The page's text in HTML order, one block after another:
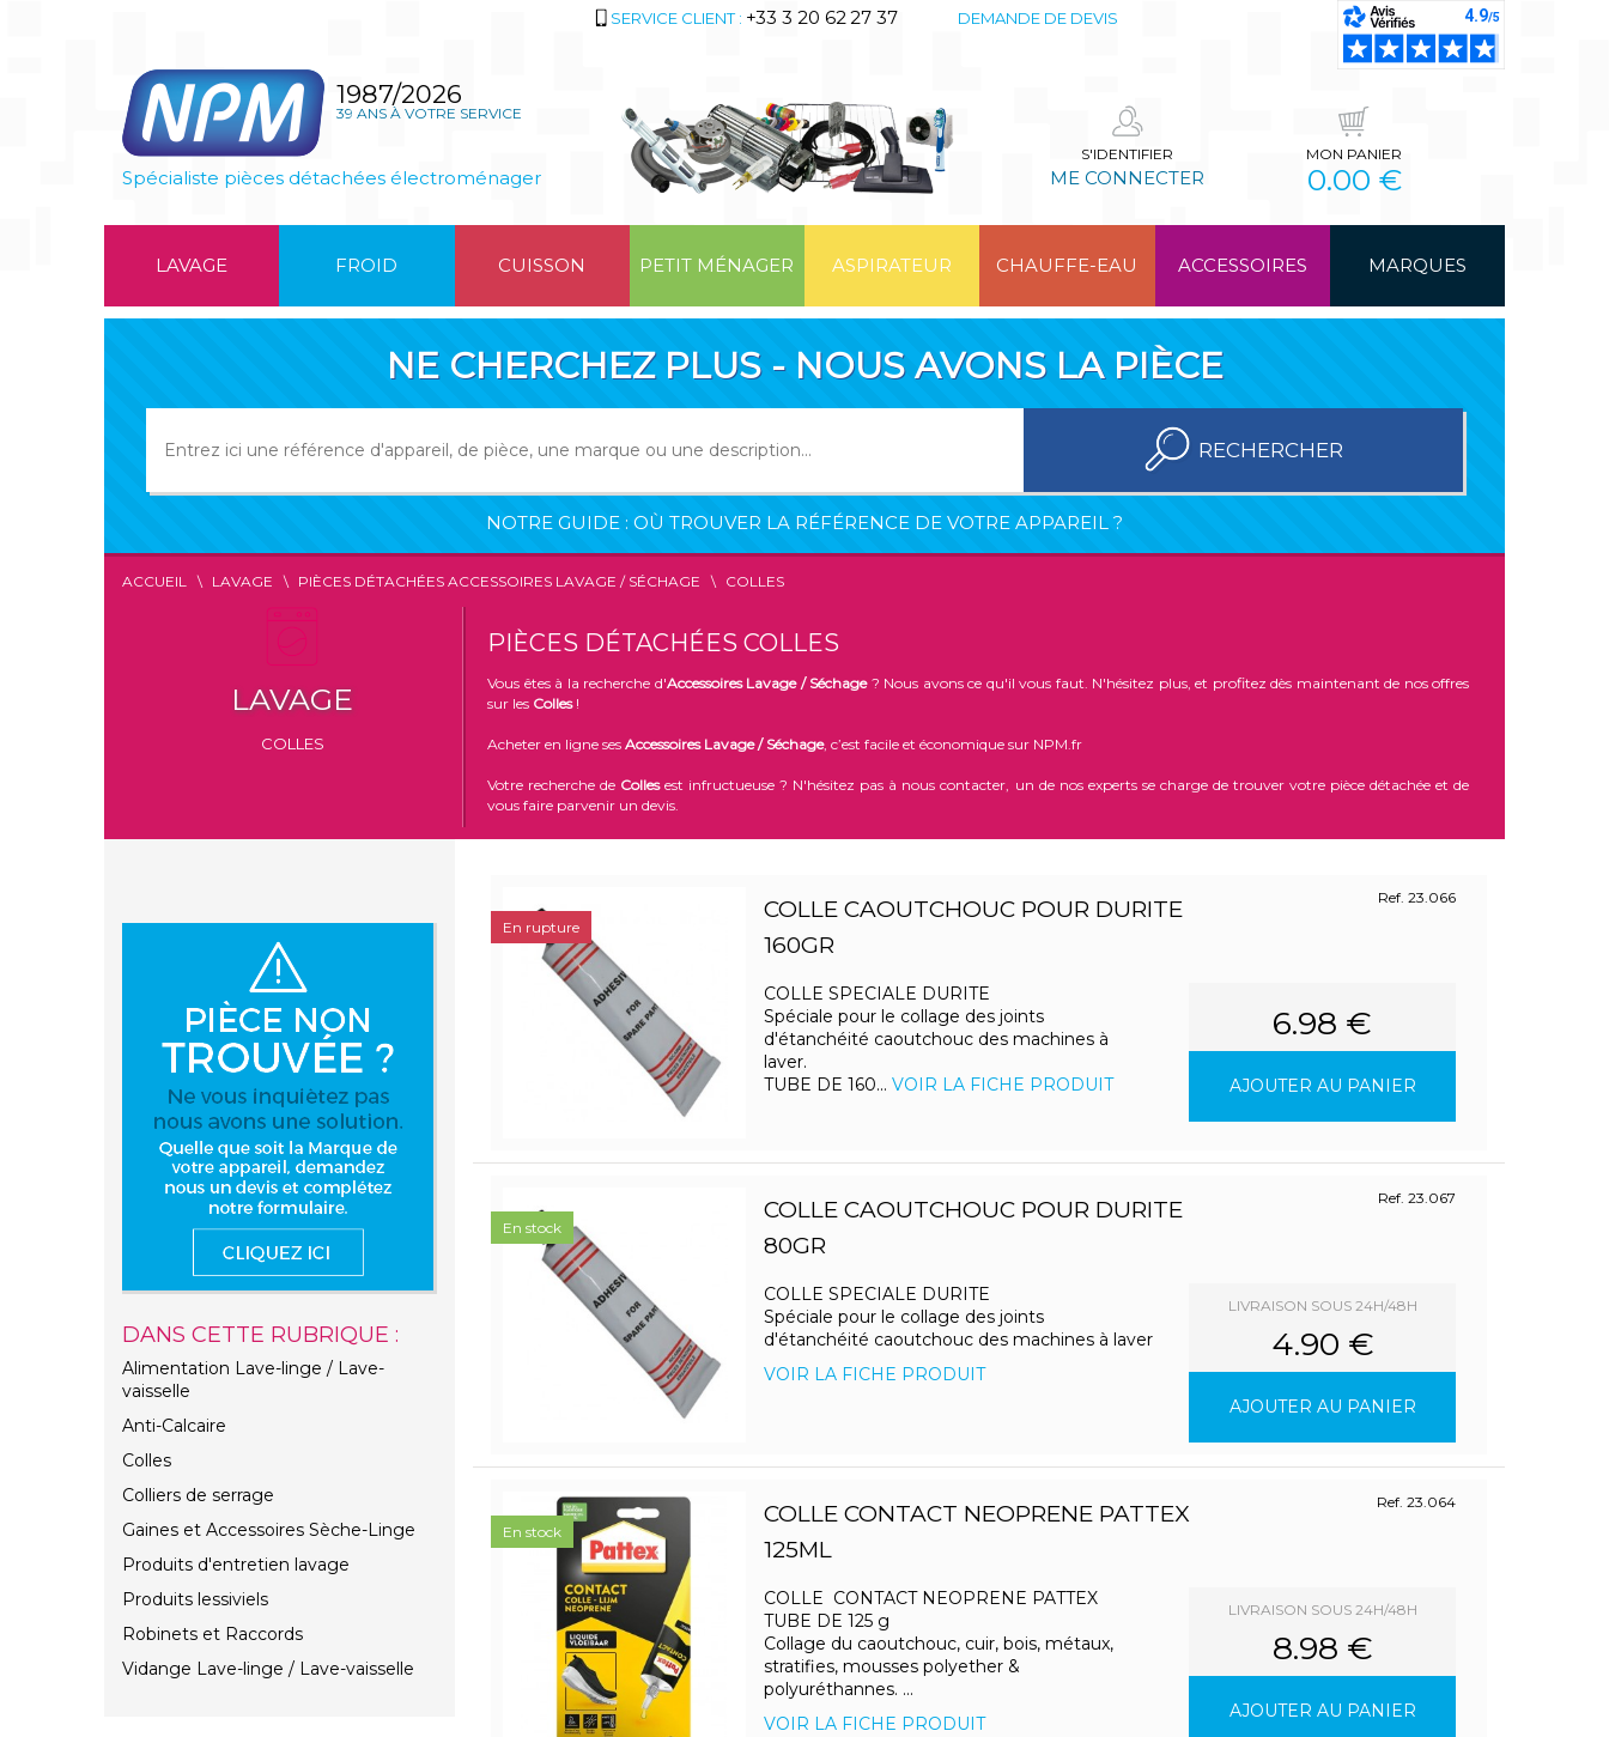
SERVICE CLIENT : +33 3 20 62 27 37 DEMANDE DE DEVIS
1987/2026
39 ANS À VOTRE SERVICE
Spécialiste pièces détachées électroménager
S'IDENTIFIER
ME CONNECTER
MON PANIER
0.00 €
LAVAGE FROID CUISSON PETIT MÉNAGER ASPIRATEUR CHAUFFE-EAU ACCESSOIRES MARQUES
NE CHERCHEZ PLUS - NOUS AVONS LA PIÈCE
RECHERCHER
NOTRE GUIDE : OÙ TROUVER LA RÉFÉRENCE DE VOTRE APPAREIL ?
ACCUEIL LAVAGE PIÈCES DÉTACHÉES ACCESSOIRES LAVAGE / SÉCHAGE COLLES
LAVAGE
COLLES
PIÈCES DÉTACHÉES COLLES
Vous êtes à la recherche d'Accessoires Lavage / Séchage? Nous avons ce qu'il vous faut. N'hésitez plus, et profitez dès maintenant de nos offres
sur les Colles!
Acheter en ligne ses Accessoires Lavage / Séchage, c’est facile et économique sur NPM.fr
Votre recherche de Collesest infructueuse ? N'hésitez pas à nous contacter, un de nos experts se charge de trouver votre pièce détachée et de
vous faire parvenir un devis.
DANS CETTE RUBRIQUE :
Alimentation Lave-linge / Lave-
vaisselle
Anti-Calcaire
Colles
Colliers de serrage
Gaines et Accessoires Sèche-Linge
Produits d'entretien lavage
Produits lessiviels
Robinets et Raccords
Vidange Lave-linge / Lave-vaisselle
COLLE CAOUTCHOUC POUR DURITE
160GR
Ref. 23.066
COLLE SPECIALE DURITE
Spéciale pour le collage des joints
d'étanchéité caoutchouc des machines à
laver.
TUBE DE 160... VOIR LA FICHE PRODUIT
6.98 €
AJOUTER AU PANIER
En rupture
COLLE CAOUTCHOUC POUR DURITE
80GR
Ref. 23.067
COLLE SPECIALE DURITE
Spéciale pour le collage des joints
d'étanchéité caoutchouc des machines à laver
VOIR LA FICHE PRODUIT
LIVRAISON SOUS 24H/48H
4.90 €
AJOUTER AU PANIER
En stock
COLLE CONTACT NEOPRENE PATTEX
125ML
Ref. 23.064
COLLE CONTACT NEOPRENE PATTEX
TUBE DE 125 g
Collage du caoutchouc, cuir, bois, métaux,
stratifies, mousses polyether &
polyuréthannes. ...
VOIR LA FICHE PRODUIT
LIVRAISON SOUS 24H/48H
8.98 €
AJOUTER AU PANIER
En stock